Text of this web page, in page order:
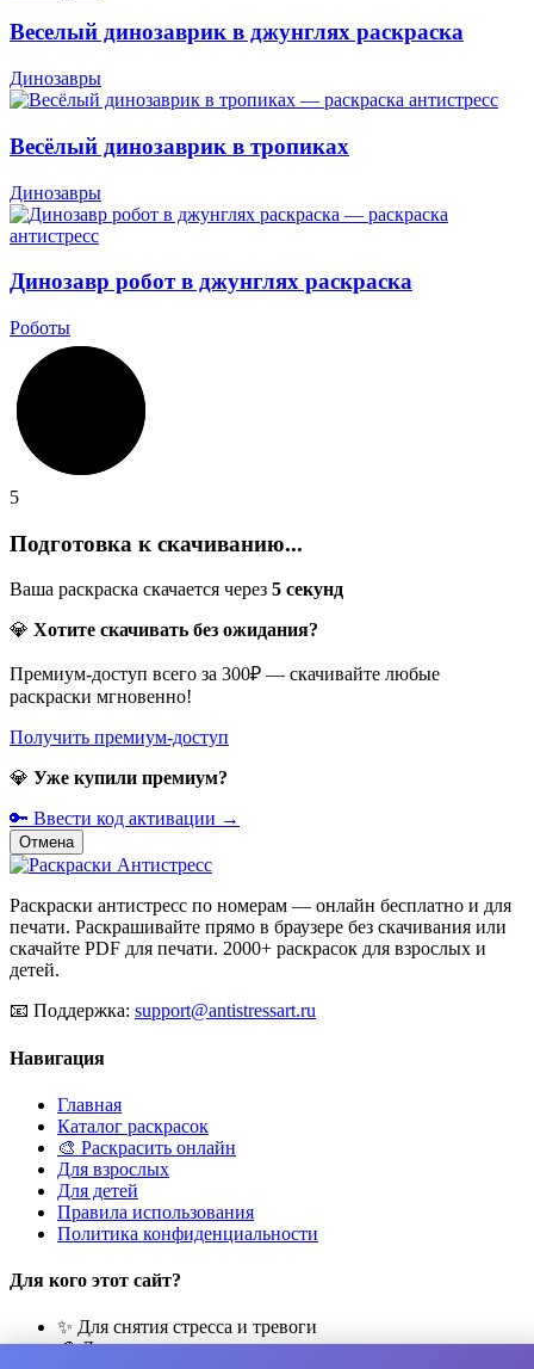
Веселый динозаврик в джунглях раскраска
Динозавры
Весёлый динозаврик в тропиках
Динозавры
Динозавр робот в джунглях раскраска
Роботы
5
Подготовка к скачиванию...
Ваша раскраска скачается через 5 секунд
💎 Хотите скачивать без ожидания?
Премиум-доступ всего за 300₽ — скачивайте любые
раскраски мгновенно!
Получить премиум-доступ
💎 Уже купили премиум?
🔑 Ввести код активации →
Отмена
Раскраски антистресс по номерам — онлайн бесплатно и для
печати. Раскрашивайте прямо в браузере без скачивания или
скачайте PDF для печати. 2000+ раскрасок для взрослых и
детей.
📧 Поддержка: support@antistressart.ru
Навигация
Главная
Каталог раскрасок
🎨 Раскрасить онлайн
Для взрослых
Для детей
Правила использования
Политика конфиденциальности
Для кого этот сайт?
✨ Для снятия стресса и тревоги
🎨 Для развития креативности